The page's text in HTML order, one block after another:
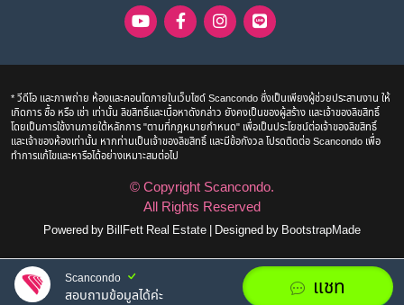
* วีดีโอ และภาพถ่าย ห้องและคอนโดภายในเว็บไซด์ Scancondo ซึ่งเป็นเพียงผู้ช่วยประสานงาน ให้
เกิดการ ซื้อ หรือ เช่า เท่านั้น ลิขสิทธิ์และเนื้อหาดังกล่าว ยังคงเป็นของผู้สร้าง และเจ้าของลิขสิทธิ์
โดยเป็นการใช้งานภายใต้หลักการ "ตามที่กฎหมายกำหนด" เพื่อเป็นประโยชน์ต่อเจ้าของลิขสิทธิ์
และเจ้าของห้องเท่านั้น หากท่านเป็นเจ้าของลิขสิทธิ์ และมีข้อกังวล โปรดติดต่อ Scancondo เพื่อ
ทำการแก้ไขและหารือได้อย่างเหมาะสมต่อไป
© Copyright Scancondo.
All Rights Reserved
Powered by BillFett Real Estate | Designed by BootstrapMade
Scancondo
สอบถามข้อมูลได้ค่ะ แชท